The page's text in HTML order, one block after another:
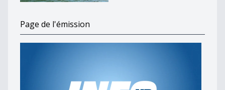
Page de l'émission